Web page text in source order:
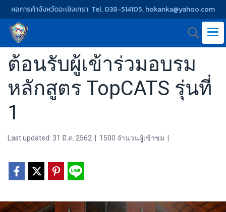
หอการค้าจังหวัดฉะเชิงเทรา Tel. 038-514105, hokanka@yahoo.com
ต้อนรับผู้เข้าร่วมอบรม
หลักสูตร TopCATS รุ่นที่
1
Last updated: 31 มี.ค. 2562 1500 จำนวนผู้เข้าชม